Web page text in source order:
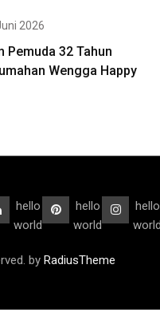
2026
Pemuda 32 Tahun
Wengga Happy
hello
world
hello
world
hello
by RadiusTheme